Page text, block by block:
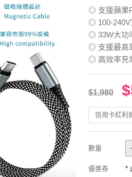
◎ 支援蘋果
◎ 100-240V
◎ 33W大功
◎ 支援最高
◎ 高效率充
$1,980
信用卡紅利
數量
優惠券 *